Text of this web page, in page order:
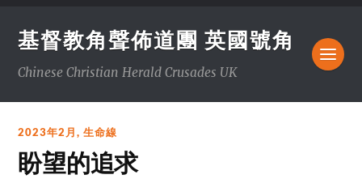
基督教角聲佈道團 英國號角
Chinese Christian Herald Crusades UK
2023年2月,生命線
盼望的追求